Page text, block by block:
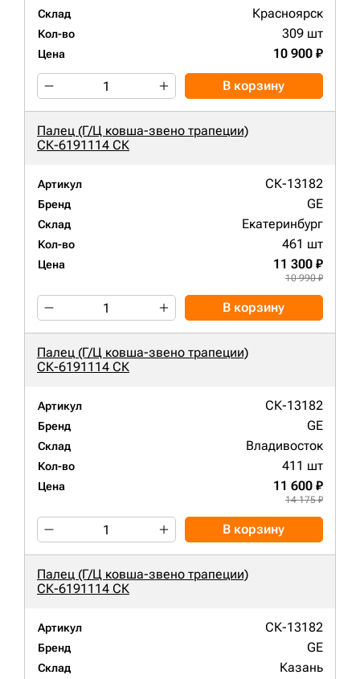
Склад Красноярск
Кол-во 309 шт
Цена 10 900 ₽
В корзину
Палец (Г/Ц ковша-звено трапеции)
СК-6191114 СК
Артикул СК-13182
Бренд GE
Склад Екатеринбург
Кол-во 461 шт
Цена 11 300 ₽
10 990 ₽
В корзину
Палец (Г/Ц ковша-звено трапеции)
СК-6191114 СК
Артикул СК-13182
Бренд GE
Склад Владивосток
Кол-во 411 шт
Цена 11 600 ₽
14 175 ₽
В корзину
Палец (Г/Ц ковша-звено трапеции)
СК-6191114 СК
Артикул СК-13182
Бренд GE
Склад Казань